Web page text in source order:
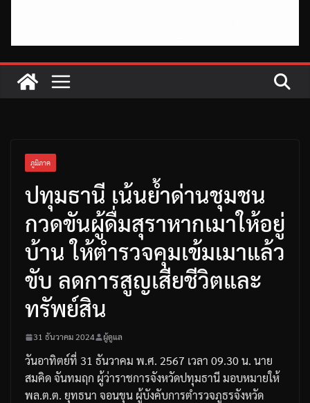
ภูมิภาค
ปทุมธานี เน้นย้ำด่านชุมชน
กวดขันผู้ดื่มสุราหากเมาให้อยู่
บ้าน ให้ตำรวจคุมเข้มเมาแล้ว
ขับ ลดการสูญเสียชีวิตและ
ทรัพย์สิน
31 ธันวาคม 2024 ผู้ดูแล
วันอาทิตย์ที่ 31 ธันวาคม พ.ศ. 2567 เวลา 09.30น. นาย
สมคิดจันทมฤก ผู้ว่าราชการจังหวัดปทุมธานีมอบหมายให้
พล.ต.ต. ยุทธนา จอนขุน ผู้บังคับการตำรวจภูธรจังหวัด